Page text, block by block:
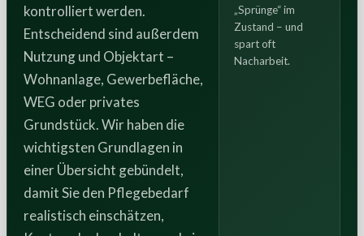
kontrolliert werden.
Entscheidend sind außerdem
Nutzung und Objektart –
Wohnanlage, Gewerbefläche,
WEG oder privates
Grundstück. Wir haben die
wichtigsten Grundlagen in
einer Übersicht gebündelt,
damit Sie den Pflegebedarf
realistisch einschätzen,
„Sprünge“ im
Zustand – und
spart oft
Nacharbeit.